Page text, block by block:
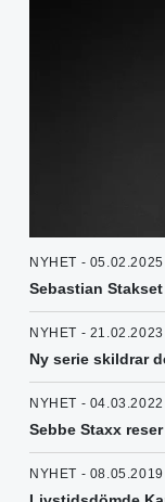
NYHET - 05.02.2025
Sebastian
NYHET - 21.02.2023
Ny serie skildrar
NYHET - 04.03.2022
Sebbe Staxx
NYHET - 08.05.2019